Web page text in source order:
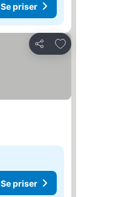
Se priser
Del
Føj til favoritter
Se priser